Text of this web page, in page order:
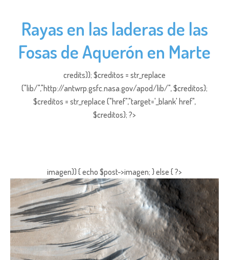
Rayas en las laderas de las
Fosas de Aquerón en Marte
credits)); $creditos = str_replace
("lib/","http://antwrp.gsfc.nasa.gov/apod/lib/", $creditos);
$creditos = str_replace ("href","target='_blank' href",
$creditos); ?>
imagen)) { echo $post->imagen; } else { ?>